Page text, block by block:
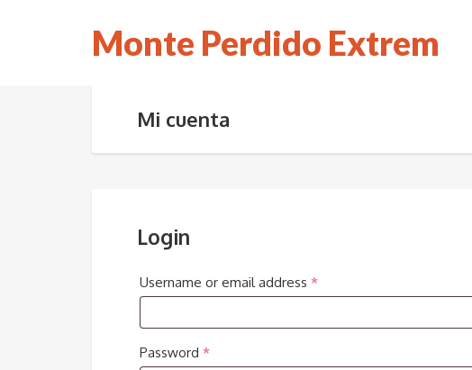
Monte Perdido Extrem
Mi cuenta
Login
Username or email address *
Password *